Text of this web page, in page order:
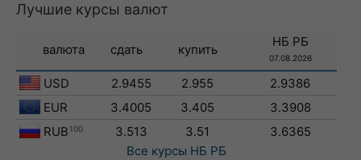
Лучшие курсы валют
валюта сдать купить
НБ РБ
07.08.2026
USD 2.9455 2.955
2.9386
EUR
3.4005 3.405
3.3908
RUB 100 3.513 3.51
3.6365
Все курсы НБ РБ